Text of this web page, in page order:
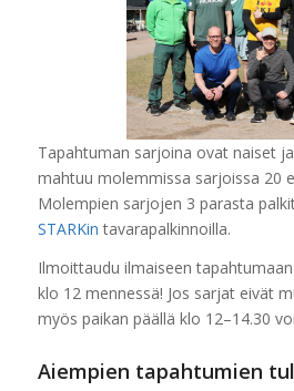
Tapahtuman sarjoina ovat naiset
mahtuu molemmissa sarjoissa 20
Molempien sarjojen 3 parasta
STARKin tavarapalkinnoilla.
Ilmoittaudu ilmaiseen tapahtumaan
klo 12 mennessä! Jos sarjat eivät
myös paikan päällä klo 12–14.30
Aiempien tapahtumien